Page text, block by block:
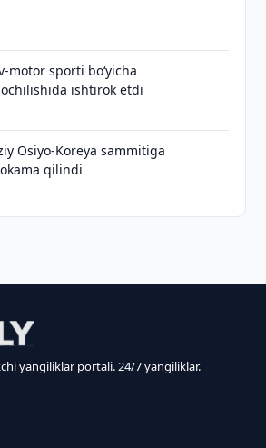
motor sporti bo‘yicha
ishtirok etdi
Osiyo-Koreya sammitiga
qilindi
yangiliklar portali. 24/7 yangiliklar.